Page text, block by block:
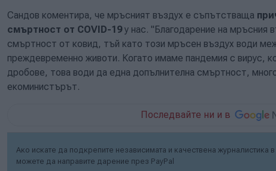
Сандов коментира, че мръсният въздух е съпътстваща
смъртност от COVID-19 у нас. "Благодарение на мръсния
смъртност от ковид, тъй като този мръсен въздух води
преждевременно животи. Когато имаме пандемия с вирус,
дробове, това води да една допълнителна смъртност,
екоминистърът.
Последвайте ни и в
Ако искате да подкрепите независимата и качествена журналистика в
можете да направите дарение през PayPal